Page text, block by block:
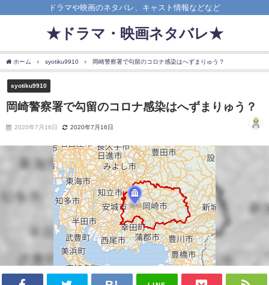
ドラマや映画のネタバレ、キャスト情報などなど
★ドラマ・映画ネタバレ★
ホーム syotiku9910 岡崎警察署で勾留のコロナ感染はへずまりゅう？
syotiku9910
岡崎警察署で勾留のコロナ感染はへずまりゅう？
2020年7月16日 2020年7月16日